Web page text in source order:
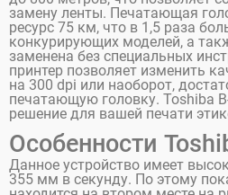
замену ленты. Печатающая
ресурс 75 км, что в 1,5 раза
конкурирующих моделей, а
заменена без специальных
принтер позволяет изменить
на 300 dpi или наоборот,
печатающую головку. Toshiba
решение для вашей печати
Особенности
Данное устройство имеет
355 мм в секунду. По этому